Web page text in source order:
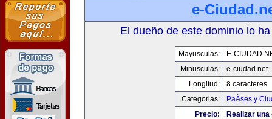
e-
El dueño de este dominio lo
Mayusculas:
E-
Minusculas:
e-ciudad.net
Longitud:
8 caracteres
Categorias:
PaÃ­ses y
Precio:
Realizar